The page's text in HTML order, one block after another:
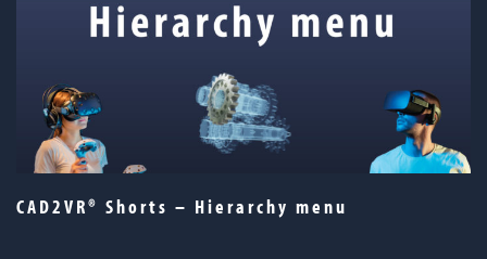
CAD2VR® Shorts – Hierarchy menu